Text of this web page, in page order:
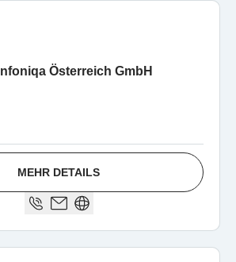
Infoniqa Österreich GmbH
MEHR DETAILS